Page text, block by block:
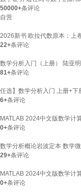
50000+条评论
自营
2026新书 欧拉代数原本：上
22+条评论
数学分析入门（上册） 陆亚
81+条评论
任选】数学分析入门 上册+下
6+条评论
MATLAB 2024中文版数学计
0+条评论
数学分析概论岩波定本 数学
29+条评论
MATLAB 2024中文版数学计
0+条评论